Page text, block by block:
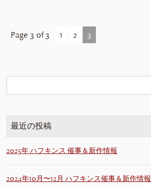
Page 3 of 3 1 2 3
最近の投稿
2025年 ハフキンス 催事＆新作情報
2024年10月〜12月 ハフキンス催事＆新作情報